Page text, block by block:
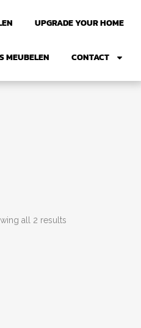
UPGRADE YOUR HOME
MEUBELEN CONTACT
all 2 results